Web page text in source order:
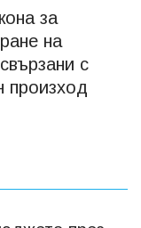
за
на
с
произход